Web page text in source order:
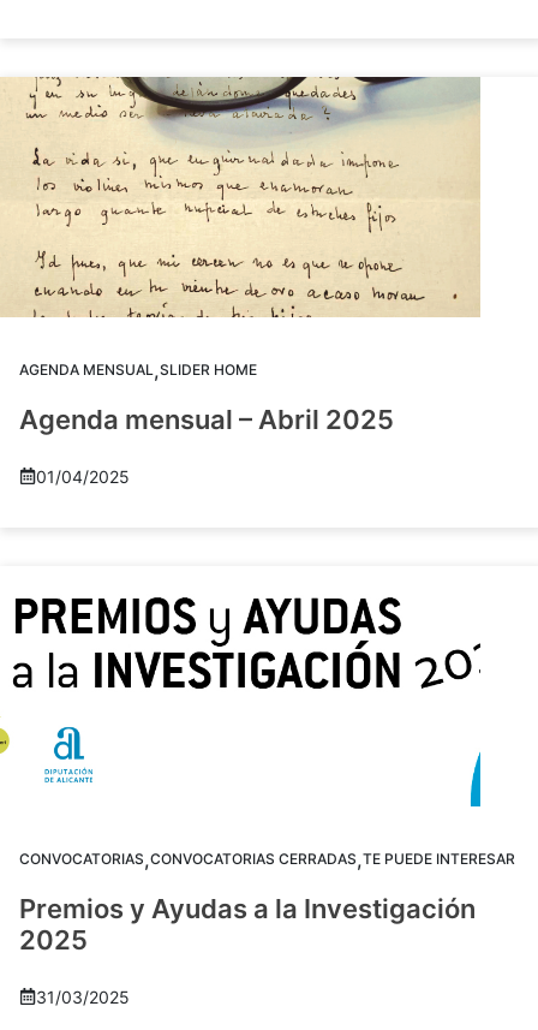
AGENDA MENSUAL,SLIDER HOME
Agenda mensual – Abril 2025
01/04/2025
CONVOCATORIAS,CONVOCATORIAS CERRADAS,TE PUEDE INTERESAR
Premios y Ayudas a la Investigación
2025
31/03/2025